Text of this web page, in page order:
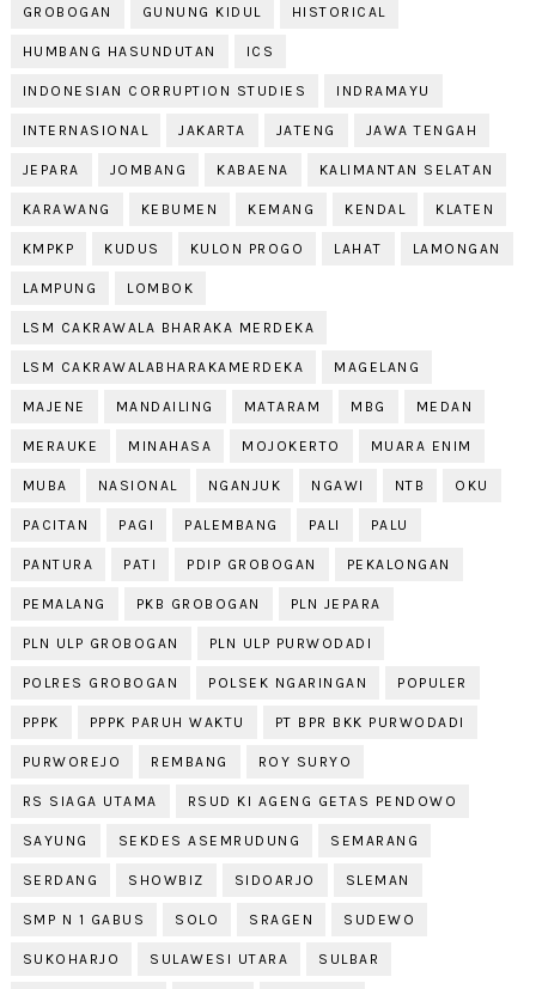
GROBOGAN GUNUNG KIDUL HISTORICAL
HUMBANG HASUNDUTAN ICS
INDONESIAN CORRUPTION STUDIES INDRAMAYU
INTERNASIONAL JAKARTA JATENG JAWA TENGAH
JEPARA JOMBANG KABAENA KALIMANTAN SELATAN
KARAWANG KEBUMEN KEMANG KENDAL KLATEN
KMPKP KUDUS KULON PROGO LAHAT LAMONGAN
LAMPUNG LOMBOK
LSM CAKRAWALA BHARAKA MERDEKA
LSM CAKRAWALABHARAKAMERDEKA MAGELANG
MAJENE MANDAILING MATARAM MBG MEDAN
MERAUKE MINAHASA MOJOKERTO MUARA ENIM
MUBA NASIONAL NGANJUK NGAWI NTB OKU
PACITAN PAGI PALEMBANG PALI PALU
PANTURA PATI PDIP GROBOGAN PEKALONGAN
PEMALANG PKB GROBOGAN PLN JEPARA
PLN ULP GROBOGAN PLN ULP PURWODADI
POLRES GROBOGAN POLSEK NGARINGAN POPULER
PPPK PPPK PARUH WAKTU PT BPR BKK PURWODADI
PURWOREJO REMBANG ROY SURYO
RS SIAGA UTAMA RSUD KI AGENG GETAS PENDOWO
SAYUNG SEKDES ASEMRUDUNG SEMARANG
SERDANG SHOWBIZ SIDOARJO SLEMAN
SMP N 1 GABUS SOLO SRAGEN SUDEWO
SUKOHARJO SULAWESI UTARA SULBAR